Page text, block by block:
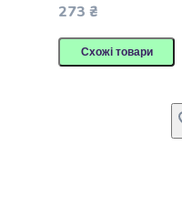
та
рулети
рогалики
Пряники
273 ₴
Схожі товари